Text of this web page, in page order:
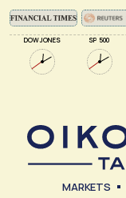
DOW JONES SP 500
MARKETS